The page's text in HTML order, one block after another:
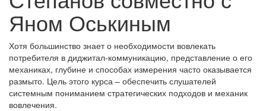
Яном Оськиным
Хотя большинство знает о необходимости вовлекать
потребителя в диджитал-коммуникацию, представление о его
механиках, глубине и способах измерения часто оказывается
размыто. Цель этого курса – обеспечить слушателей
системным пониманием стратегических подходов и механик
вовлечения.